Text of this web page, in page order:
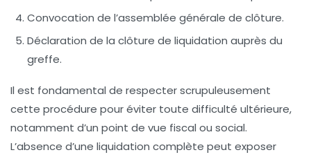
Convocation de l’assemblée générale de clôture.
Déclaration de la clôture de liquidation auprès du
greffe.
Il est fondamental de respecter scrupuleusement
cette procédure pour éviter toute difficulté ultérieure,
notamment d’un point de vue fiscal ou social.
L’absence d’une liquidation complète peut exposer